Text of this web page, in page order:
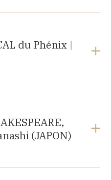
Les Prés-Verts)
Vit du Phénix |
nationale (59)
Valenciennes
(JAPON)